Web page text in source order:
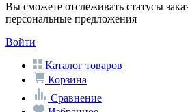
Вы сможете отслеживать статусы
персональные предложения
Войти
Каталог товаров
Корзина
Сравнение